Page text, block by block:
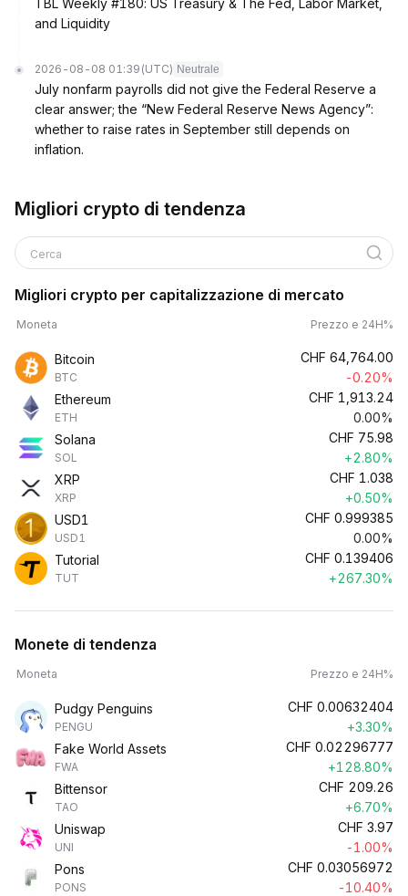
TBL Weekly #180: US Treasury & The Fed, Labor Market,
and Liquidity
2026-08-08 01:39 (UTC) Neutrale
July nonfarm payrolls did not give the Federal Reserve a
clear answer; the “New Federal Reserve News Agency”:
whether to raise rates in September still depends on
inflation.
Migliori crypto di tendenza
Cerca
Migliori crypto per capitalizzazione di mercato
Moneta Prezzo e 24H%
Bitcoin
BTC
CHF 64,764.00
-0.20%
Ethereum
ETH
CHF 1,913.24
0.00%
Solana
SOL
CHF 75.98
+2.80%
XRP
XRP
CHF 1.038
+0.50%
USD1
USD1
CHF 0.999385
0.00%
Tutorial
TUT
CHF 0.139406
+267.30%
Monete di tendenza
Moneta Prezzo e 24H%
Pudgy Penguins
PENGU
CHF 0.00632404
+3.30%
Fake World Assets
FWA
CHF 0.02296777
+128.80%
Bittensor
TAO
CHF 209.26
+6.70%
Uniswap
UNI
CHF 3.97
-1.00%
Pons
PONS
CHF 0.03056972
-10.40%